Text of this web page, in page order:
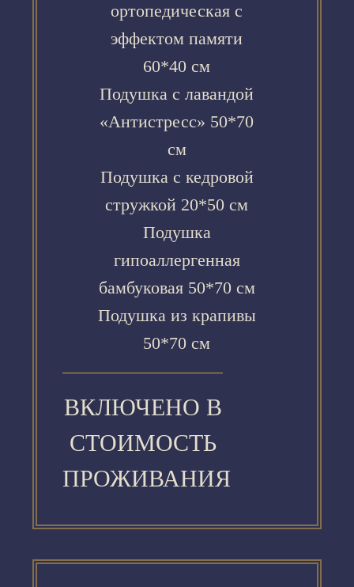
ортопедическая с
эффектом памяти
60*40 см
Подушка с лавандой
«Антистресс» 50*70
см
Подушка с кедровой
стружкой 20*50 см
Подушка
гипоаллергенная
бамбуковая 50*70 см
Подушка из крапивы
50*70 см
ВКЛЮЧЕНО В
СТОИМОСТЬ
ПРОЖИВАНИЯ